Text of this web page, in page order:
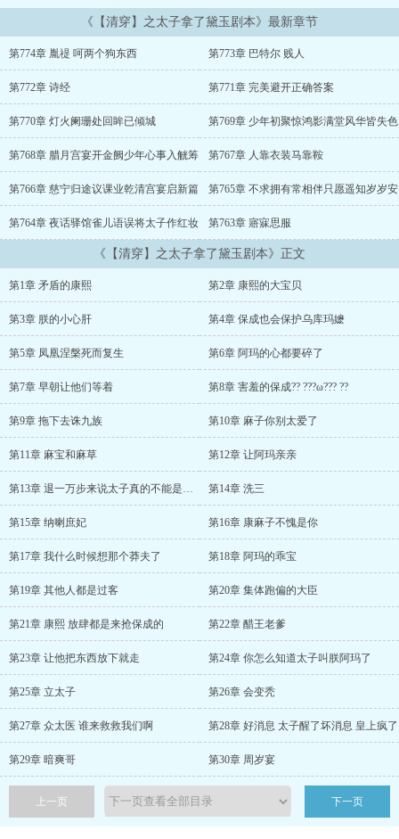
多了个走三步咳血哭起来梨花带雨的琉璃太子康熙批奏折到深夜，抬
头见儿子裹着小被子眼尾泛红皇阿玛…儿臣梦见您不要我了…（系统
任务触发「君王掩面救不得」成就）九龙夺嫡现场，众阿哥边斗边偷
子被迫女装出席，康熙拍案而起朕的太子也是你们能肖想的？！胤礽
孤是要夺嫡的！不是来当祸国妖妃啊！「泪失禁名场面」太子被训话
时触发黛玉被动技能，眼泪说掉就掉，康熙瞬间慌乱朕没凶你！是梁
九功嗓门大！（梁九功？）「宫斗歪打正着」德妃下毒，太子因体弱
直接昏迷，结果御医查出毒药康熙暴怒洗牌后宫（实际是太子对桂花
过敏）。「哥哥弟弟们的危险发言」老大表面嫌弃弟弟娇气，私下抱
着弟弟贴贴不放老十二哥要是姑娘，我肯定娶！老三汗阿玛，能把太
子二哥装荷包里带走吗？
《【清穿】之太子拿了黛玉剧本》最新章节
第774章 胤禔 呵两个狗东西 第773章 巴特尔 贱人
第772章 诗经 第771章 完美避开正确答案
第770章 灯火阑珊处回眸已倾城 第769章 少年初聚惊鸿影满堂风华皆失色
第768章 腊月宫宴开金阙少年心事入觥筹 第767章 人靠衣装马靠鞍
第766章 慈宁归途议课业乾清宫宴启新篇 第765章 不求拥有常相伴只愿遥知岁岁安
第764章 夜话驿馆雀儿语误将太子作红妆 第763章 寤寐思服
《【清穿】之太子拿了黛玉剧本》正文
第1章 矛盾的康熙 第2章 康熙的大宝贝
第3章 朕的小心肝 第4章 保成也会保护乌库玛嬷
第5章 凤凰涅槃死而复生 第6章 阿玛的心都要碎了
第7章 早朝让他们等着 第8章 害羞的保成?? ???ω??? ??
第9章 拖下去诛九族 第10章 麻子你别太爱了
第11章 麻宝和麻草 第12章 让阿玛亲亲
第13章 退一万步来说太子真的不能是我的吗 第14章 洗三
第15章 纳喇庶妃 第16章 康麻子不愧是你
第17章 我什么时候想那个莽夫了 第18章 阿玛的乖宝
第19章 其他人都是过客 第20章 集体跑偏的大臣
第21章 康熙 放肆都是来抢保成的 第22章 醋王老爹
第23章 让他把东西放下就走 第24章 你怎么知道太子叫朕阿玛了
第25章 立太子 第26章 会变秃
第27章 众太医 谁来救救我们啊 第28章 好消息 太子醒了坏消息 皇上疯了
第29章 暗爽哥 第30章 周岁宴
上一页 下一页